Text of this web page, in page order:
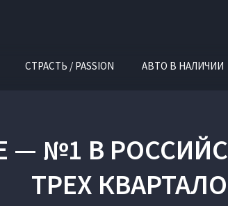
СТРАСТЬ / PASSION АВТО В НАЛИЧИИ
— №1 В
ТРЕХ